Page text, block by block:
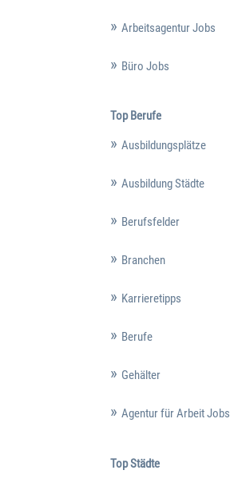
Arbeitsagentur Jobs
Büro Jobs
Top Berufe
Ausbildungsplätze
Ausbildung Städte
Berufsfelder
Branchen
Karrieretipps
Berufe
Gehälter
Agentur für Arbeit Jobs
Top Städte